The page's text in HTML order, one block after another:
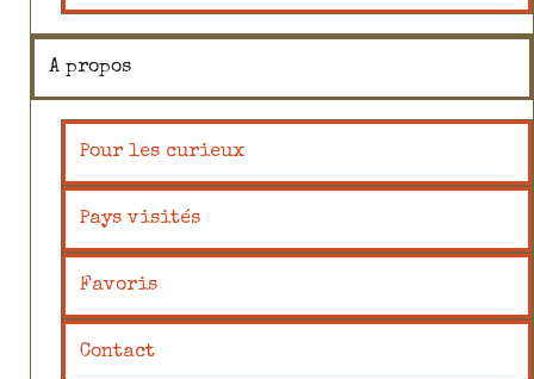
A propos
Pour les curieux
Pays visités
Favoris
Contact